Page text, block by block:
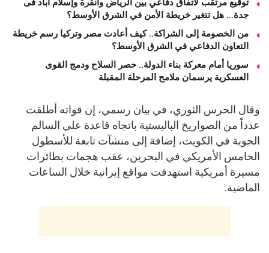
توقيع مرتقب لاتفاق دفاعي بين الرياض وأنقرة وإسلام آباد فى
جدة… هل تتغير خريطة الأمن في الشرق الأوسط؟
من الخصومة إلى الشراكة.. كيف أعادت مصر وتركيا رسم خريطة
التعاون الدفاعي في الشرق الأوسط؟
سوريا أمام معركة بناء الدولة.. حصر السلاح ودمج القوى
العسكرية يرسمان ملامح المرحلة المقبلة
وقال الحرس الثوري، في بيان رسمي، إن قواته أطلقت
عدداً من الصواريخ الباليستية باتجاه قاعدة علي السالم
الجوية في الكويت، إضافة إلى منشآت تابعة للأسطول
الخامس الأمريكي في البحرين، عقب هجمات بطائرات
مسيرة أمريكية استهدفت مواقع إيرانية خلال الساعات
الماضية.